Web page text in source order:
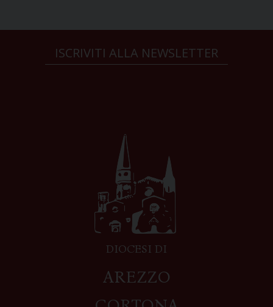
ISCRIVITI ALLA NEWSLETTER
DIOCESI DI
AREZZO